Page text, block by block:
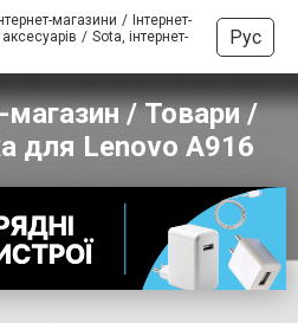
магазини
Інтернет-
Sota, інтернет-
Рус
магазин / Товари /
для Lenovo A916